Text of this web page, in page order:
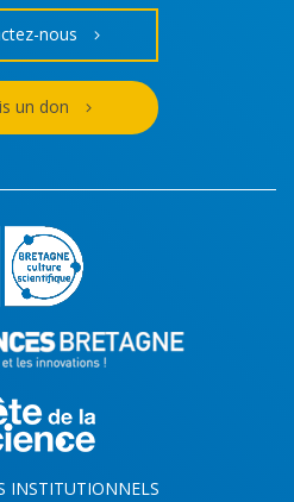
nous
un don
INSTITUTIONNELS